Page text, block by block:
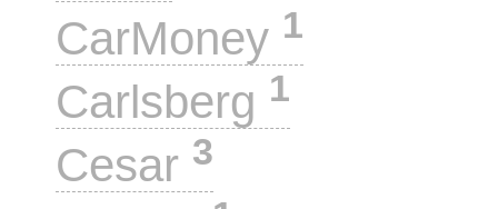
CarMoney 1
Carlsberg 1
Cesar 3